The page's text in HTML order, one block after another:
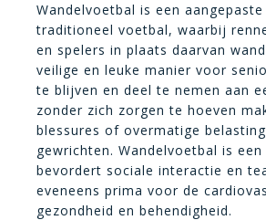
Wandelvoetbal is een
traditioneel voetbal, waarbij
en spelers in plaats daarvan
veilige en leuke manier voor
te blijven en deel te nemen aan
zonder zich zorgen te hoeven
blessures of overmatige
gewrichten. Wandelvoetbal is
bevordert sociale interactie en
eveneens prima voor de
gezondheid en behendigheid.